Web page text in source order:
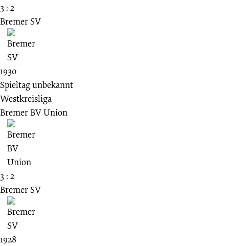
3 : 2
Bremer SV
1930
Spieltag unbekannt
Westkreisliga
Bremer BV Union
3 : 2
Bremer SV
1928